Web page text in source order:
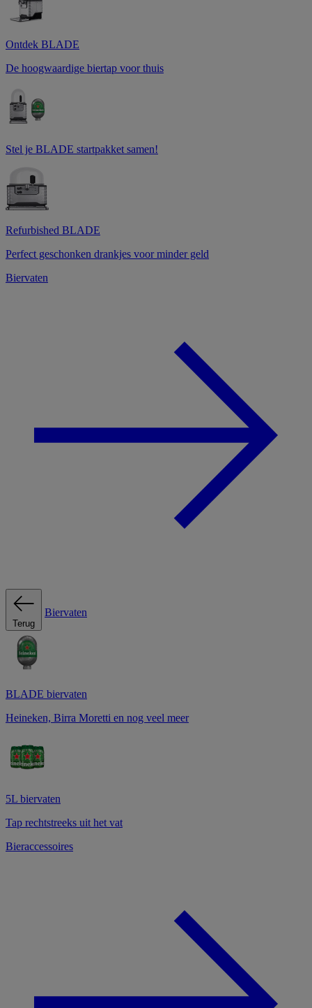
Ontdek BLADE
De hoogwaardige biertap voor thuis
Stel je BLADE startpakket samen!
Refurbished BLADE
Perfect geschonken drankjes voor minder geld
Biervaten
Terug
Biervaten
BLADE biervaten
Heineken, Birra Moretti en nog veel meer
5L biervaten
Tap rechtstreeks uit het vat
Bieraccessoires